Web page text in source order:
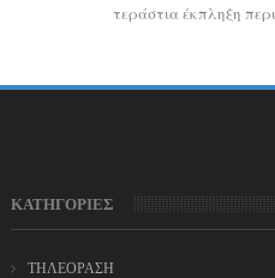
τεράστια έκπληξη
ΚΑΤΗΓΟΡΙΕΣ
ΤΗΛΕΟΡΑΣΗ